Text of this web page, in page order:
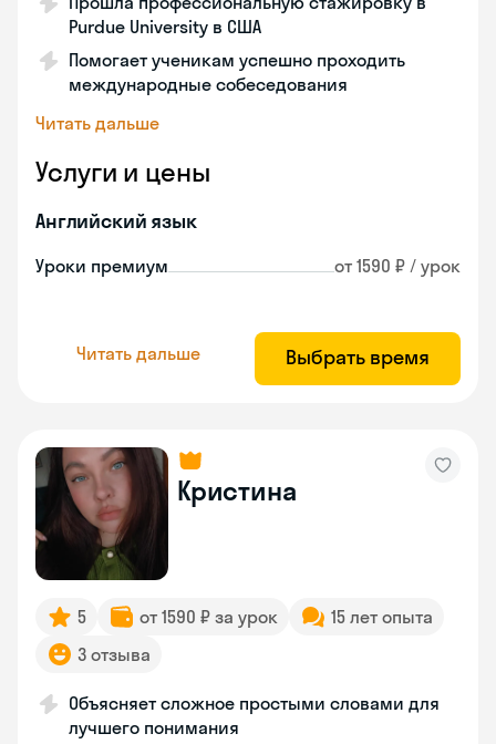
Purdue University в США
Помогает ученикам успешно проходить
международные собеседования
Читать дальше
Услуги и цены
Английский язык
Уроки премиум от 1590 ₽ / урок
Читать дальше Выбрать время
Кристина
5 от 1590 ₽ за урок
15 лет опыта
3 отзыва
Объясняет сложное простыми словами для
лучшего понимания